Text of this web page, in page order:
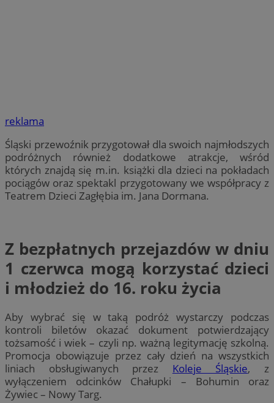
reklama
Śląski przewoźnik przygotował dla swoich najmłodszych
podróżnych również dodatkowe atrakcje, wśród
których znajdą się m.in. książki dla dzieci na pokładach
pociągów oraz spektakl przygotowany we współpracy z
Teatrem Dzieci Zagłębia im. Jana Dormana.
Z bezpłatnych przejazdów w dniu
1 czerwca mogą korzystać dzieci
i młodzież do 16. roku życia
Aby wybrać się w taką podróż wystarczy podczas
kontroli biletów okazać dokument potwierdzający
tożsamość i wiek – czyli np. ważną legitymację szkolną.
Promocja obowiązuje przez cały dzień na wszystkich
liniach obsługiwanych przez Koleje Śląskie, z
wyłączeniem odcinków Chałupki – Bohumin oraz
Żywiec – Nowy Targ.